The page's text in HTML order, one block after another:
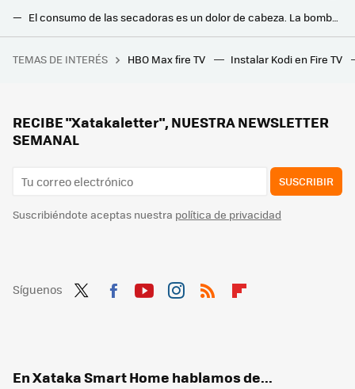
Samsung sigue el camino de Tesla: promete actualizar sus electrodomésticos para que sean mejores que el día que los compramos
Es una de las mejores películas de Marvel y la tenemos en streaming. La elegía a un icono convertida en espectáculo bélico de ciencia ficción
TEMAS DE INTERÉS HBO Max fire TV Instalar Kodi en Fire TV
RECIBE "Xatakaletter", NUESTRA NEWSLETTER
SEMANAL
SUSCRIBIR
Suscribiéndote aceptas nuestra política de privacidad
Síguenos
En Xataka Smart Home hablamos de...